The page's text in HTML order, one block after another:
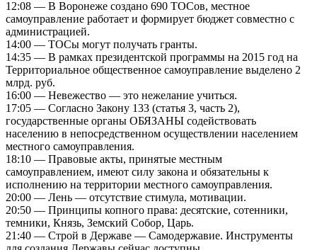
12:08 — В Воронеже создано 690 ТОСов, местное
самоуправление работает и формирует бюджет совместно с
администрацией.
14:00 — ТОСы могут получать гранты.
14:35 — В рамках президентской программы на 2015 год на
Территориальное общественное самоуправление выделено 2
млрд. руб.
16:00 — Невежество — это нежелание учиться.
17:05 — Согласно Закону 133 (статья 3, часть 2),
государственные органы ОБЯЗАНЫ содействовать
населению в непосредственном осуществлении населением
местного самоуправления.
18:10 — Правовые акты, принятые местным
самоуправлением, имеют силу закона и обязательны к
исполнению на территории местного самоуправления.
20:00 — Лень — отсутствие стимула, мотивации.
20:50 — Принципы копного права: десятские, сотенники,
темники, Князь, Земский Собор, Царь.
21:40 — Строй в Державе — Самодержавие. Инструменты